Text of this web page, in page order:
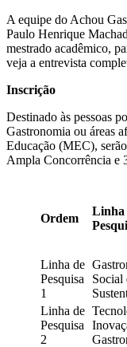
A equipe do Achou
Paulo Henrique
mestrado acadêmico,
veja a entrevista
Inscrição
Destinado às pessoas
Gastronomia ou áreas
Educação (MEC),
Ampla Concorrência e
Ordem
Linha
Linha de
Pesquisa
1
Social
Linha de
Pesquisa
2